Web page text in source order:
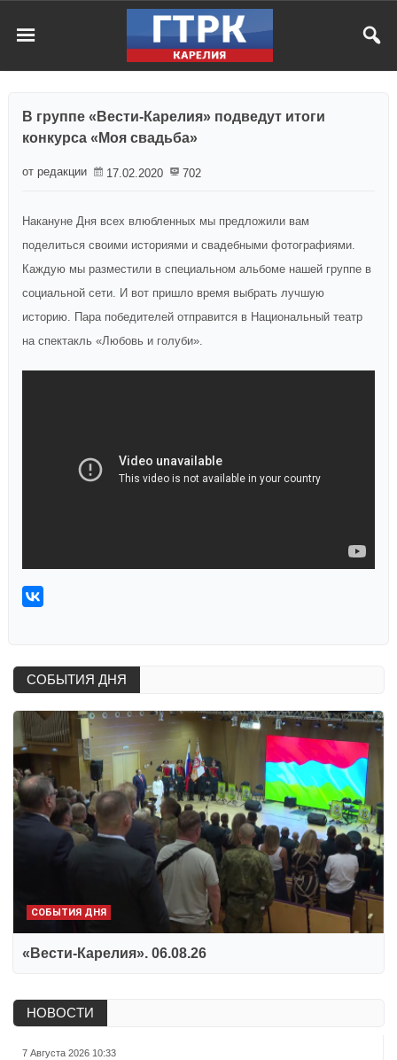
В группе «Вести-Карелия» подведут итоги
конкурса «Моя свадьба»
от редакции 17.02.2020 702
Накануне Дня всех влюбленных мы предложили вам
поделиться своими историями и свадебными фотографиями.
Каждую мы разместили в специальном альбоме нашей группе в
социальной сети. И вот пришло время выбрать лучшую
историю. Пара победителей отправится в Национальный театр
на спектакль «Любовь и голуби».
СОБЫТИЯ ДНЯ
СОБЫТИЯ ДНЯ
«Вести-Карелия». 06.08.26
НОВОСТИ
7 Августа 2026 10:33